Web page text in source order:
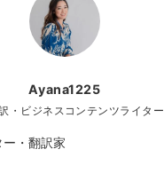
Ayana1225
・ビジネスコンテンツライター
・翻訳家